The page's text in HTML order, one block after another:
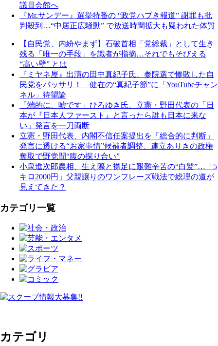
議員会館へ
『Mr.サンデー』選挙特番の “政党ハブき報道” 謝罪も批
判殺到…“中居正広騒動” で放送時間拡大も疑われた体質
【自民党、内紛やまず】石破首相「党総裁」として生き
残る「唯一の手段」を識者が指摘…それでもそびえる
“高い壁” とは
『ミヤネ屋』出演の田中真紀子氏、参院選で惨敗した自
民党をバッサリ！ 健在の“真紀子節”に「YouTubeチャン
ネル」待望論
「端的に、嘘です」ひろゆき氏、立憲・野田代表の「日
本が『日本人ファースト』と言ったら誰も日本に来な
い」発言を一刀両断
立憲・野田代表、内閣不信任案提出を「総合的に判断」
発言に透ける“お家事情”候補者調整、連立ありきの政権
奪取で野党間“腹の探り合い”
小泉進次郎農相、生え際と襟足に艱難辛苦の“白髪”…「5
キロ2000円」父親譲りのワンフレーズ戦法で総理の道が
見えてきた？
カテゴリ一覧
カテゴリ